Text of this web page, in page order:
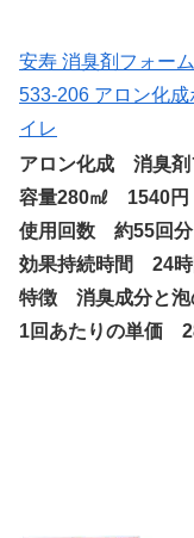
安寿 消臭剤フォー
533-206 アロン化
イレ
アロン化成 消臭剤
容量280㎖ 1540円
使用回数 約55回分
効果持続時間 24時
特徴 消臭成分と泡
1回あたりの単価